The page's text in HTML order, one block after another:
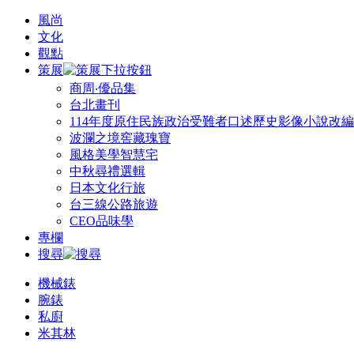
風尚
文化
觀點
策展
商周‧優品集
台北畫刊
114年度原住民族政治受難者口述歷史影像小說改
波瀾之境窖藏瑰寶
風格美學智慧宅
中秋尋禮選輯
日本文化行旅
台三線公路旅遊
CEO品味學
專欄
搜尋
機械錶
腕錶
私廚
米其林